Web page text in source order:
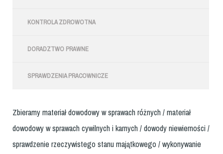
KONTROLA ZDROWOTNA
DORADZTWO PRAWNE
SPRAWDZENIA PRACOWNICZE
Zbieramy materiał dowodowy w sprawach różnych / materiał
dowodowy w sprawach cywilnych i karnych / dowody niewierności /
sprawdzenie rzeczywistego stanu majątkowego / wykonywanie